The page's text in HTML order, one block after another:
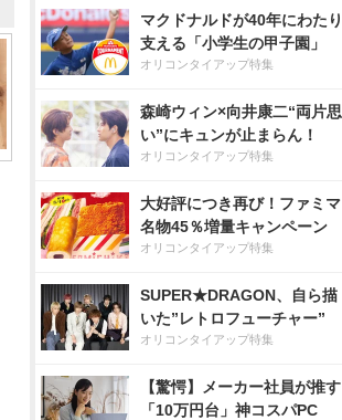
マクドナルドが40年にわたり
支える「小学生の甲子園」
オリコンタイアップ特集
森崎ウィン×向井康二“両片思
い”にキュンが止まらん！
オリコンタイアップ特集
大好評につき再び！ファミマ
名物45％増量キャンペーン
オリコンタイアップ特集
SUPER★DRAGON、自ら描
いた”レトロフューチャー”
オリコンタイアップ特集
【驚愕】メーカー社員が推す
「10万円台」神コスパPC